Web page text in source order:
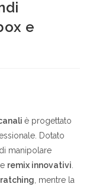
e
è progettato
Dotato
manipolare
remix innovativi
, mentre la